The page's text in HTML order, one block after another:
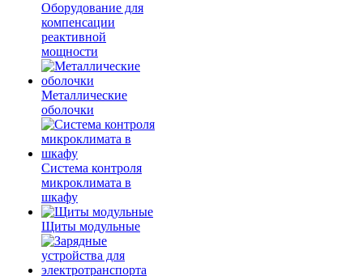
Оборудование для
компенсации
реактивной
мощности
Металлические
оболочки
Система контроля
микроклимата в
шкафу
Щиты модульные